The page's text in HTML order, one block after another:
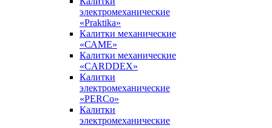
электромеханические
«Praktika»
Калитки механические
«САМЕ»
Калитки механические
«CARDDEX»
Калитки
электромеханические
«PERCo»
Калитки
электромеханические